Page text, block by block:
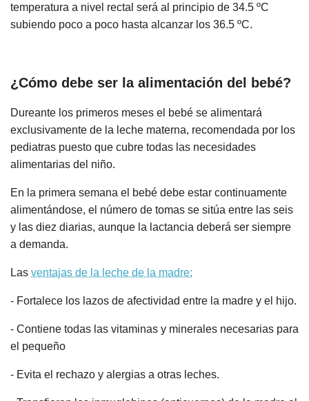
temperatura a nivel rectal será al principio de 34.5 ºC
subiendo poco a poco hasta alcanzar los 36.5 ºC.
¿Cómo debe ser la alimentación del bebé?
Dureante los primeros meses el bebé se alimentará
exclusivamente de la leche materna, recomendada por los
pediatras puesto que cubre todas las necesidades
alimentarias del niño.
En la primera semana el bebé debe estar continuamente
alimentándose, el número de tomas se sitúa entre las seis
y las diez diarias, aunque la lactancia deberá ser siempre
a demanda.
Las ventajas de la leche de la madre:
- Fortalece los lazos de afectividad entre la madre y el hijo.
- Contiene todas las vitaminas y minerales necesarias para
el pequeño
- Evita el rechazo y alergias a otras leches.